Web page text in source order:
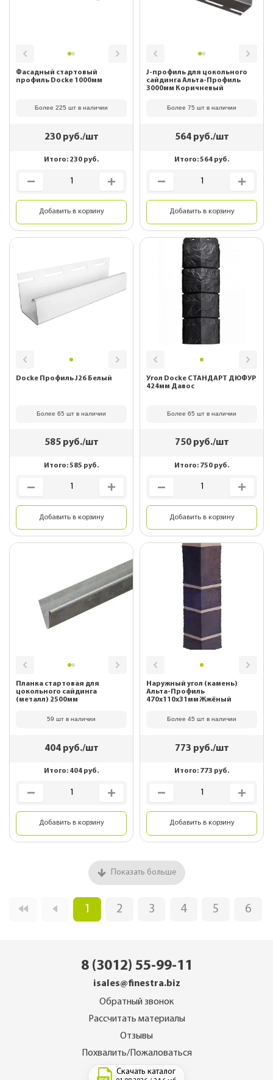
Фасадный стартовый
профиль Docke 1000мм
Более 225 шт в наличии
230руб./шт
Итого: 230 руб.
Добавить в корзину
J-профиль для цокольного
сайдинга Альта-Профиль
3000мм Коричневый
Более 75 шт в наличии
564руб./шт
Итого:564 руб.
Добавить в корзину
Docke Профиль J26 Белый
Более 65 шт в наличии
585руб./шт
Итого:585 руб.
Добавить в корзину
Угол Docke СТАНДАРТ ДЮФУР
424мм Давос
Более 65 шт в наличии
750руб./шт
Итого: 750 руб.
Добавить в корзину
Планка стартовая для
цокольного сайдинга
(металл) 2500мм
59 шт в наличии
404руб./шт
Итого: 404 руб.
Добавить в корзину
Наружный угол (камень)
Альта-Профиль
470х110х31мм Жжёный
Более 45 шт в наличии
773 руб./шт
Итого: 773 руб.
Добавить в корзину
Показать больше
1 2 3 4 5 6
8 (3012) 55-99-11
isales@finestra.biz
Обратный звонок
Рассчитать материалы
Отзывы
Похвалить/Пожаловаться
Скачать каталог